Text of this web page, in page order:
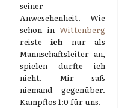
seiner
Anwesehenheit. Wie
schon in Wittenberg
reisteich nur als
Mannschaftsleiter an,
spielen durfte ich
nicht. Mir saß
niemand gegenüber.
Kampflos 1:0 für uns.